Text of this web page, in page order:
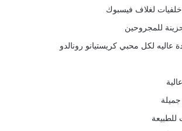
لغلاف فيسبوك
للمجروحين
عاليه لكل محبي كريستيانو رونالدو